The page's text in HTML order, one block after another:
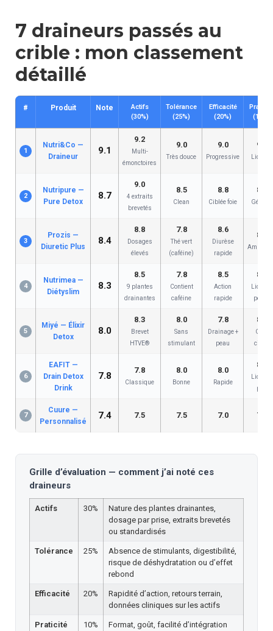
7 draineurs passés au
crible : mon classement
détaillé
# Produit Note
Actifs
(30%)
Tolérance
(25%)
Efficacité
(20%)
(10%)
1
Nutri&Co —
Draineur
9.1
9.2
Multi-
émonctoires
9.0
Très douce
9.0
Progressive
9.0
Liquide
2
Nutripure —
Pure Detox
8.7
9.0
4 extraits
brevetés
8.5
Clean
8.8
Ciblée foie
8.0
Gélules
3
Prozis —
Diuretic Plus
8.4
8.8
Dosages
élevés
7.8
Thé vert
(caféine)
8.6
Diurèse
rapide
8.5
4
Nutrimea —
Diétyslim
8.3
8.5
9 plantes
drainantes
7.8
Contient
caféine
8.5
Action
rapide
8.5
Liquide
pêche
5
Miyé — Élixir
Detox
8.0
8.3
Brevet
HTVE®
8.0
Sans
stimulant
7.8
Drainage +
peau
8.0
Goût
citron
6
EAFIT —
Drain Detox
Drink
7.8
7.8
Classique
8.0
Bonne
8.0
Rapide
8.5
Liquide
prêt
7
Cuure —
Personnalisé
7.4 7.5 7.5 7.0 7.5
Grille d’évaluation — comment j’ai noté ces
draineurs
Actifs 30%
Nature des plantes drainantes,
dosage par prise, extraits brevetés
ou standardisés
Tolérance 25%
Absence de stimulants, digestibilité,
risque de déshydratation ou d’effet
rebond
Efficacité 20%
Rapidité d’action, retours terrain,
données cliniques sur les actifs
Praticité 10%
Format, goût, facilité d’intégration